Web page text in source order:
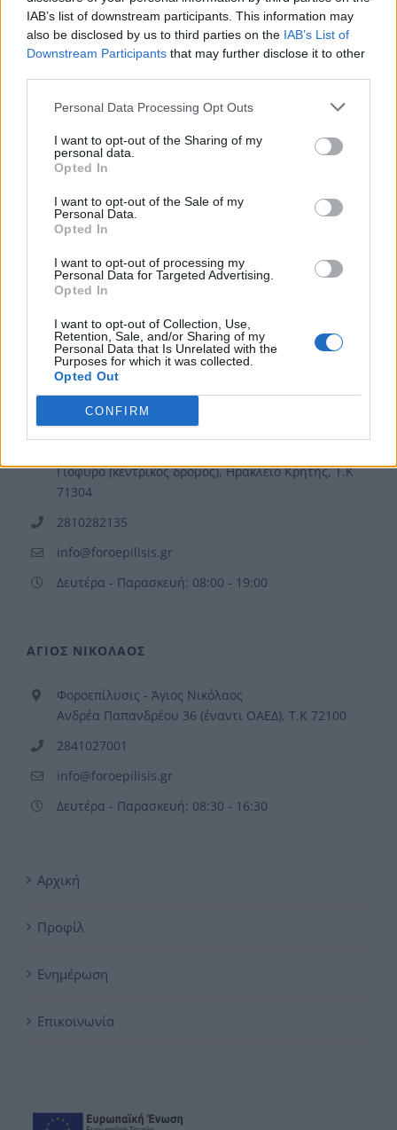
IAB’s list of downstream participants. This information may
also be disclosed by us to third parties on the IAB’s List of
Downstream Participants that may further disclose it to other
Personal Data Processing Opt Outs
I want to opt-out of the Sharing of my
personal data.
Opted In
I want to opt-out of the Sale of my
Personal Data.
Opted In
I want to opt-out of processing my
Personal Data for Targeted Advertising.
Opted In
I want to opt-out of Collection, Use,
Retention, Sale, and/or Sharing of my
Personal Data that Is Unrelated with the
Purposes for which it was collected.
Opted Out
CONFIRM
περιφερειών της χώρας. Η Δράση
συγχρηματοδοτείται από το Ευρωπαϊκό
Κοινωνικό Ταμείο (ΕΚΤ) της Ευρωπαϊκής Ένωσης
και από εθνικούς πόρους.[...]
Read More
ΗΡΑΚΛΕΙΟ
Φοροεπίλυσις - Ηράκλειο
Γιόφυρο (κεντρικός δρόμος), Ηράκλειο Κρήτης, Τ.Κ
71304
2810282135
info@foroepilisis.gr
Δευτέρα - Παρασκευή: 08:00 - 19:00
ΑΓΙΟΣ ΝΙΚΟΛΑΟΣ
Φοροεπίλυσις - Άγιος Νικόλαος
Ανδρέα Παπανδρέου 36 (έναντι ΟΑΕΔ), Τ.Κ 72100
2841027001
info@foroepilisis.gr
Δευτέρα - Παρασκευή: 08:30 - 16:30
Αρχική
Προφίλ
Ενημέρωση
Επικοινωνία